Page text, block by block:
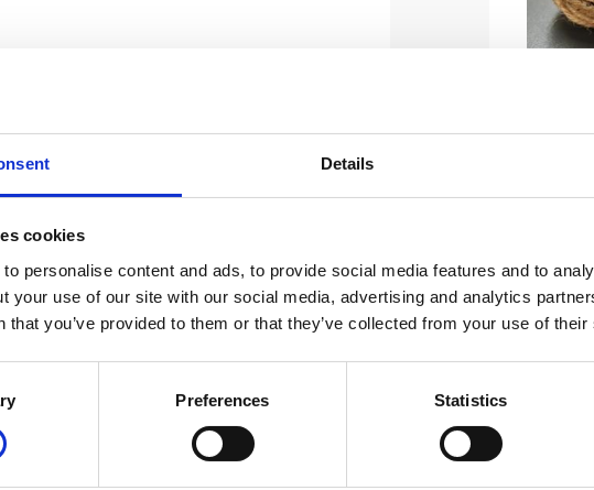
Details
cookies
personalise content and ads, to provide social media features and to
your use of our site with our social media, advertising and analytics
that you’ve provided to them or that they’ve collected from your use of
Preferences Statistics
jutegarn
inreda
så finner du fler.
av återvunnen bomull och återvunnen polyester, vilket gör den